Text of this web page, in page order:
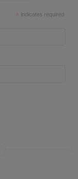
* indicates required